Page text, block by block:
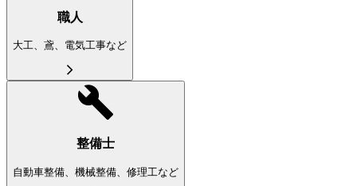
職人
大工、鳶、電気工事など
整備士
自動車整備、機械整備、修理工など